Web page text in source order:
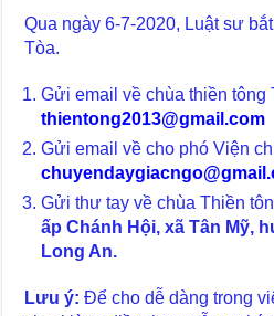
Qua ngày 6-7-2020, Luật sư
Tòa.
Gửi email về chùa thiền tông
thientong2013@gmail.com
Gửi email về cho phó Viện
Gửi thư tay về chùa Thiền
ấp Chánh Hội, xã Tân Mỹ,
Long An.
Lưu ý: Để cho dễ dàng trong